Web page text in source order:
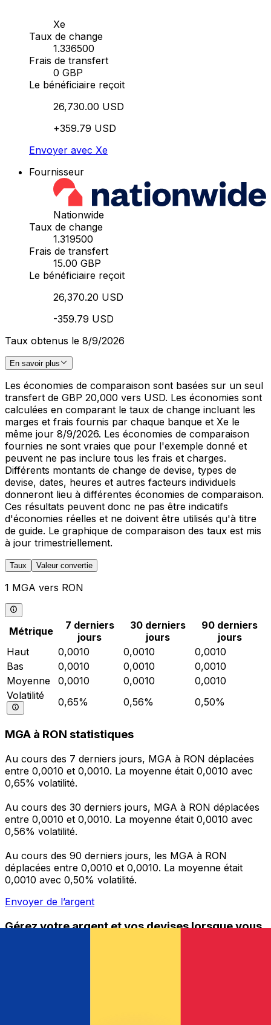
Xe
Taux de change
1.336500
Frais de transfert
0 GBP
Le bénéficiaire reçoit
26,730.00 USD
+359.79 USD
Envoyer avec Xe
Fournisseur
Nationwide
Taux de change
1.319500
Frais de transfert
15.00 GBP
Le bénéficiaire reçoit
26,370.20 USD
-359.79 USD
Taux obtenus le 8/9/2026
En savoir plus
Les économies de comparaison sont basées sur un seul
transfert de GBP 20,000 vers USD. Les économies sont
calculées en comparant le taux de change incluant les
marges et frais fournis par chaque banque et Xe le
même jour 8/9/2026. Les économies de comparaison
fournies ne sont vraies que pour l'exemple donné et
peuvent ne pas inclure tous les frais et charges.
Différents montants de change de devise, types de
devise, dates, heures et autres facteurs individuels
donneront lieu à différentes économies de comparaison.
Ces résultats peuvent donc ne pas être indicatifs
d'économies réelles et ne doivent être utilisés qu'à titre
de guide. Le graphique de comparaison des taux est mis
à jour trimestriellement.
Taux Valeur convertie
1 MGA vers RON
Métrique
7 derniers
jours
30 derniers
jours
90 derniers
jours
Haut
0,0010 0,0010
0,0010
Bas
0,0010 0,0010
0,0010
Moyenne
0,0010 0,0010
0,0010
Volatilité
0,65% 0,56% 0,50%
MGA à RON statistiques
Au cours des 7 derniers jours, MGA à RON déplacées
entre 0,0010 et 0,0010. La moyenne était 0,0010 avec
0,65% volatilité.
Au cours des 30 derniers jours, MGA à RON déplacées
entre 0,0010 et 0,0010. La moyenne était 0,0010 avec
0,56% volatilité.
Au cours des 90 derniers jours, les MGA à RON
déplacées entre 0,0010 et 0,0010. La moyenne était
0,0010 avec 0,50% volatilité.
Envoyer de l’argent
Gérez votre argent et vos devises lorsque vous